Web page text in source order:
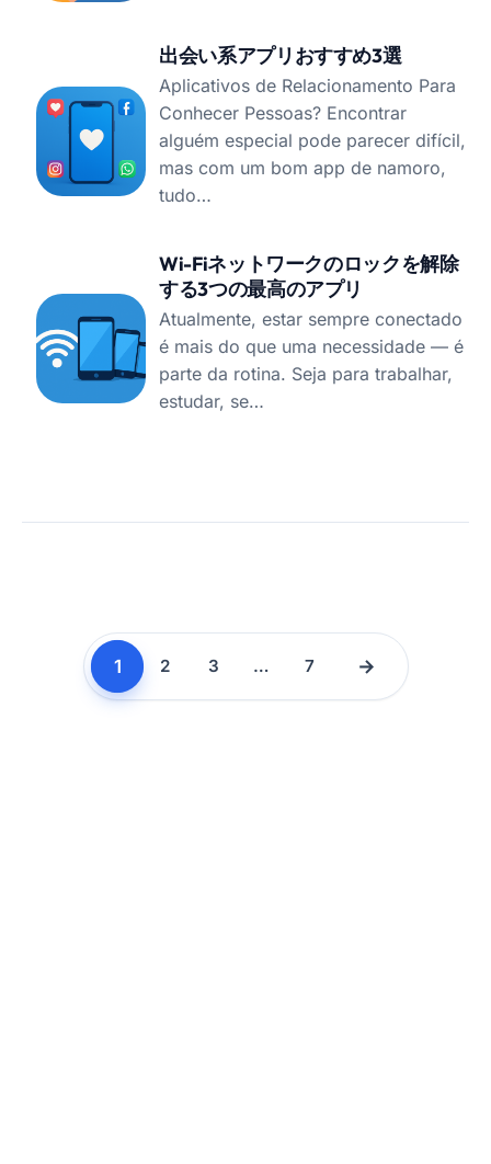
出会い系アプリおすすめ3選
Aplicativos de Relacionamento Para
Conhecer Pessoas? Encontrar
alguém especial pode parecer difícil,
mas com um bom app de namoro,
tudo…
Wi-Fiネットワークのロックを解除
する3つの最高のアプリ
Atualmente, estar sempre conectado
é mais do que uma necessidade — é
parte da rotina. Seja para trabalhar,
estudar, se…
1 2 3 … 7 →